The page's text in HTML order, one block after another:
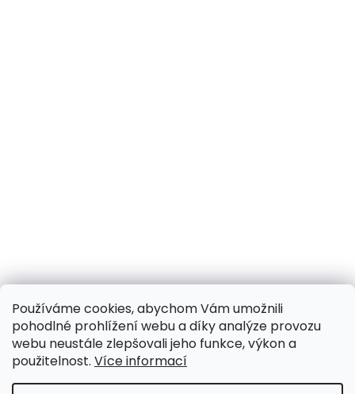
Používáme cookies, abychom Vám umožnili
pohodlné prohlížení webu a díky analýze provozu
webu neustále zlepšovali jeho funkce, výkon a
použitelnost. Více informací